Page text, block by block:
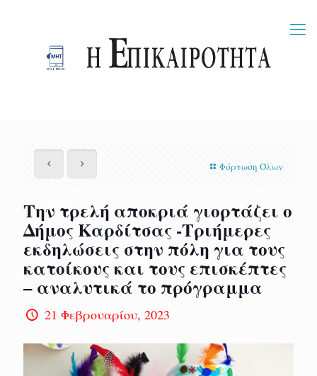
Φόρτωση Όλων
Την τρελή αποκριά γιορτάζει ο
Δήμος Καρδίτσας -Τριήμερες
εκδηλώσεις στην πόλη για τους
κατοίκους και τους επισκέπτες
– αναλυτικά το πρόγραμμα
21 Φεβρουαρίου, 2023